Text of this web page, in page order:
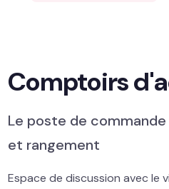
Comptoirs
Le poste de
et rangement
Espace de discussion avec le